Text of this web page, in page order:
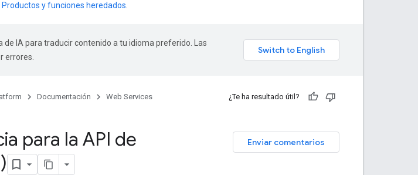
Productos y funciones heredados
de IA para traducir contenido a tu idioma preferido. Las
errores.
Documentación
Web Services
¿Te ha resultado útil?
Enviar comentarios
para la API de